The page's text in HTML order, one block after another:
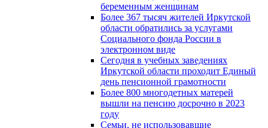
беременным женщинам
Более 367 тысяч жителей Иркутской
области обратились за услугами
Социального фонда России в
электронном виде
Сегодня в учебных заведениях
Иркутской области проходит Единый
день пенсионной грамотности
Более 800 многодетных матерей
вышли на пенсию досрочно в 2023
году
Семьи, не использовавшие